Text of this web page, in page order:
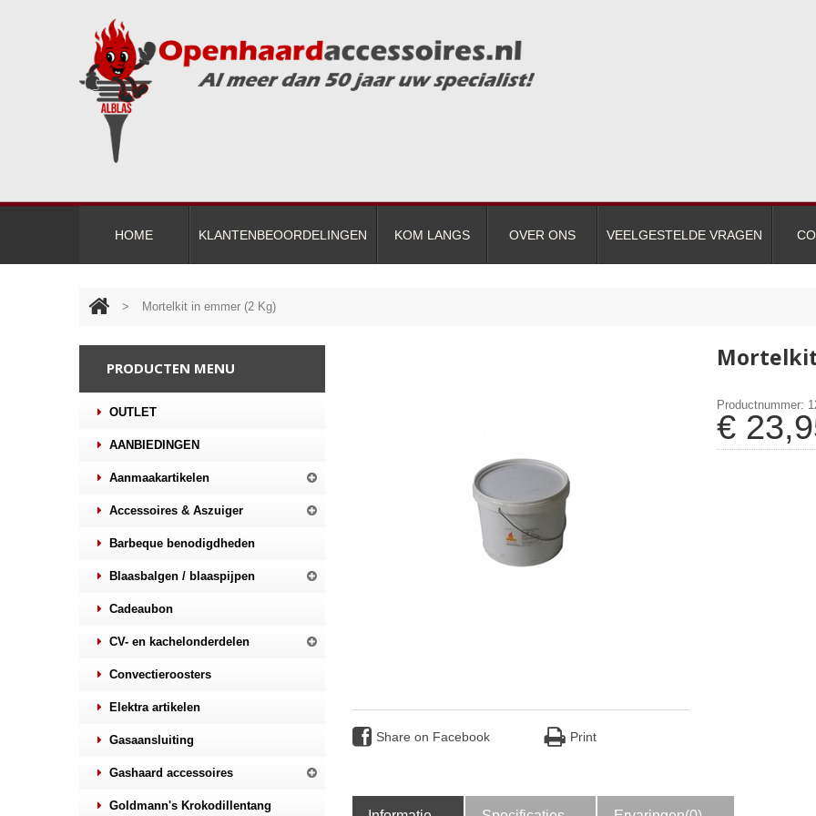
HOME KLANTENBEOORDELINGEN KOM LANGS OVER ONS VEELGESTELDE VRAGEN
> Mortelkit in emmer (2 Kg)
Share on Facebook Print
Productnummer:
€ 23,
PRODUCTEN MENU
OUTLET
AANBIEDINGEN
Aanmaakartikelen
Accessoires & Aszuiger
Barbeque benodigdheden
Blaasbalgen / blaaspijpen
Cadeaubon
CV- en kachelonderdelen
Convectieroosters
Elektra artikelen
Gasaansluiting
Gashaard accessoires
Goldmann's Krokodillentang